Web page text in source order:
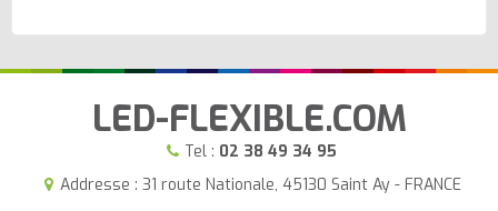
LED-FLEXIBLE.COM
Tel : 02 38 49 34 95
Addresse : 31 route Nationale, 45130 Saint Ay - FRANCE